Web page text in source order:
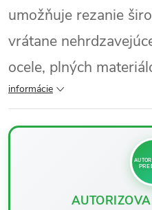
umožňuje rezanie
vrátane
ocele, plných
informácie